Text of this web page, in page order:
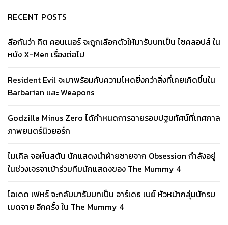
RECENT POSTS
ลือกันว่า คิต คอนเนอร์ จะถูกเลือกตัวให้มารับบทเป็น ไซคลอปส์ ใน
หนัง X-Men เรื่องต่อไป
Resident Evil จะมาพร้อมกับความโหดยิ่งกว่าสิ่งที่เคยเกิดขึ้นใน
Barbarian และ Weapons
Godzilla Minus Zero ได้กำหนดการฉายรอบปฐมทัศน์ที่เทศกาล
ภาพยนตร์นิวยอร์ก
ไมเคิล จอห์นสตัน นักแสดงนำฝ่ายชายจาก Obsession กำลังอยู่
ในช่วงเจรจาเข้าร่วมทีมนักแสดงของ The Mummy 4
โอเดด เฟหร์ จะกลับมารับบทเป็น อาร์เดธ เบย์ หัวหน้ากลุ่มนักรบ
เมดจาย อีกครั้ง ใน The Mummy 4